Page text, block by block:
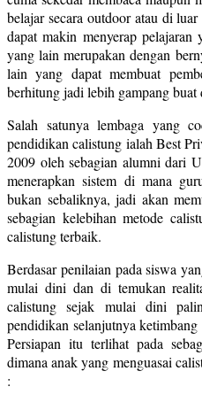
belajar secara outdoor atau di
dapat makin menyerap
yang lain merupakan dengan
lain yang dapat membuat
berhitung jadi lebih gampang buat
Salah satunya lembaga yang
pendidikan calistung ialah Best
2009 oleh sebagian alumni dari
menerapkan sistem di mana
bukan sebaliknya, jadi akan
sebagian kelebihan metode
calistung terbaik.
Berdasar penilaian pada siswa
mulai dini dan di temukan
calistung sejak mulai dini
pendidikan selanjutnya
Persiapan itu terlihat pada
dimana anak yang menguasai
: